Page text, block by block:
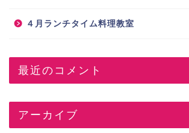
４月ランチタイム料理教室
最近のコメント
アーカイブ